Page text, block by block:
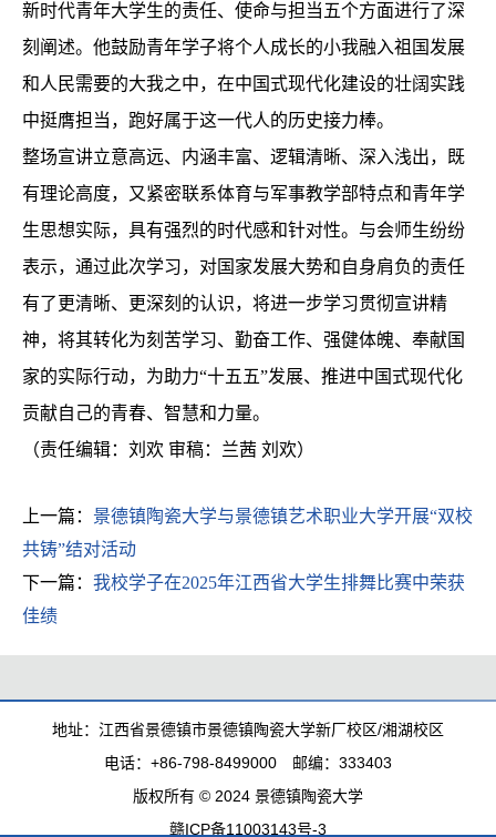
新时代青年大学生的责任、使命与担当五个方面进行了深
刻阐述。他鼓励青年学子将个人成长的小我融入祖国发展
和人民需要的大我之中，在中国式现代化建设的壮阔实践
中挺膺担当，跑好属于这一代人的历史接力棒。
整场宣讲立意高远、内涵丰富、逻辑清晰、深入浅出，既
有理论高度，又紧密联系体育与军事教学部特点和青年学
生思想实际，具有强烈的时代感和针对性。与会师生纷纷
表示，通过此次学习，对国家发展大势和自身肩负的责任
有了更清晰、更深刻的认识，将进一步学习贯彻宣讲精
神，将其转化为刻苦学习、勤奋工作、强健体魄、奉献国
家的实际行动，为助力“十五五”发展、推进中国式现代化
贡献自己的青春、智慧和力量。
（责任编辑：刘欢 审稿：兰茜 刘欢）
上一篇： 景德镇陶瓷大学与景德镇艺术职业大学开展“双校
共铸”结对活动
下一篇： 我校学子在2025年江西省大学生排舞比赛中荣获
佳绩
地址：江西省景德镇市景德镇陶瓷大学新厂校区/湘湖校区
电话：+86-798-8499000 邮编：333403
版权所有 © 2024 景德镇陶瓷大学
赣ICP备11003143号-3